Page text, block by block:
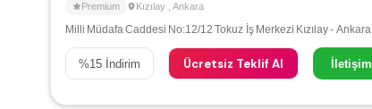
Premium Kızılay Ankara
Milli Müdafa Caddesi No:12/12 Tokuz İş Merkezi Kızılay - Ankara
%15 İndirim Ücretsiz Teklif Al İletişim